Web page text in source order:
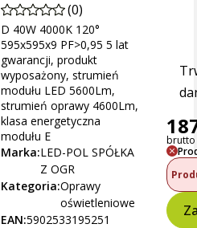
(0)
D 40W 4000K 120°
595x595x9 PF>0,95 5 lat
gwarancji, produkt
wyposażony, strumień
modułu LED 5600Lm,
strumień oprawy 4600Lm,
klasa energetyczna
modułu E
Marka:LED-POL SPÓŁKA
Z OGR
Kategoria:Oprawy
oświetleniowe
EAN:5902533195251
brutto